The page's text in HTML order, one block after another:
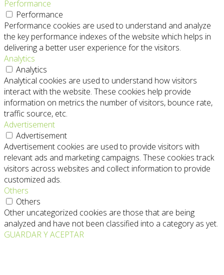
Performance
Performance
Performance cookies are used to understand and analyze
the key performance indexes of the website which helps in
delivering a better user experience for the visitors.
Analytics
Analytics
Analytical cookies are used to understand how visitors
interact with the website. These cookies help provide
information on metrics the number of visitors, bounce rate,
traffic source, etc.
Advertisement
Advertisement
Advertisement cookies are used to provide visitors with
relevant ads and marketing campaigns. These cookies track
visitors across websites and collect information to provide
customized ads.
Others
Others
Other uncategorized cookies are those that are being
analyzed and have not been classified into a category as yet.
GUARDAR Y ACEPTAR